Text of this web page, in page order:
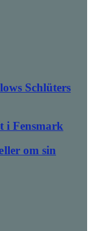
Schlüters
i Fensmark
om sin